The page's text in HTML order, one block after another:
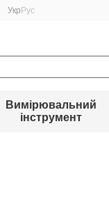
Укр Рус
Вимірювальний
інструмент